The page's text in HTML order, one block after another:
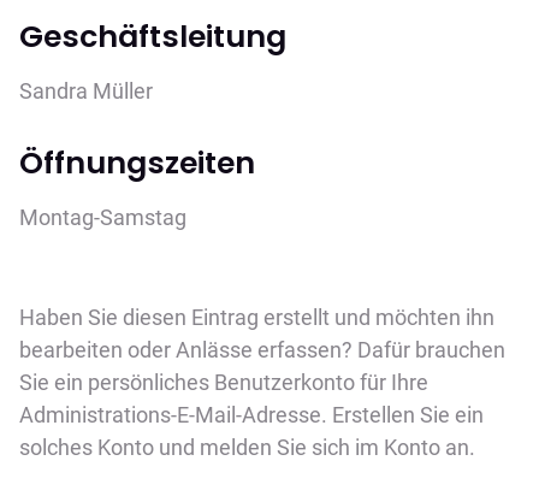
Geschäftsleitung
Sandra Müller
Öffnungszeiten
Montag-Samstag
Haben Sie diesen Eintrag erstellt und möchten ihn
bearbeiten oder Anlässe erfassen? Dafür brauchen
Sie ein persönliches Benutzerkonto für Ihre
Administrations-E-Mail-Adresse. Erstellen Sie ein
solches Konto und melden Sie sich im Konto an.